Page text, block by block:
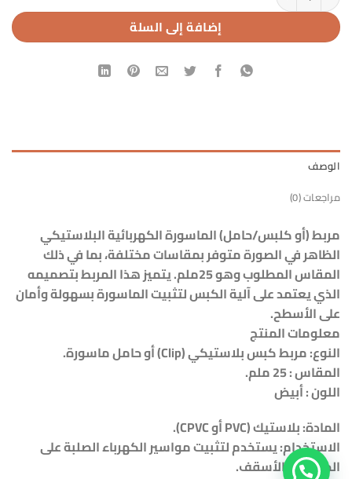
إضافة إلى السلة
الوصف
مراجعات (0)
مربط (أو كلبس/حامل) الماسورة الكهربائية البلاستيكي
الظاهر في الصورة متوفر بمقاسات مختلفة، بما في ذلك
المقاس المطلوب وهو 25ملم. يتميز هذا المربط بتصميمه
الذي يعتمد على آلية الكبس لتثبيت الماسورة بسهولة وأمان
على الأسطح.
معلومات المنتج
النوع: مربط كبس بلاستيكي (Clip) أو حامل ماسورة.
المقاس : 25 ملم.
اللون : أبيض
المادة: بلاستيك (PVC أو CPVC).
الاستخدام: يستخدم لتثبيت مواسير الكهرباء الصلبة على
الجدران أو الأسقف.